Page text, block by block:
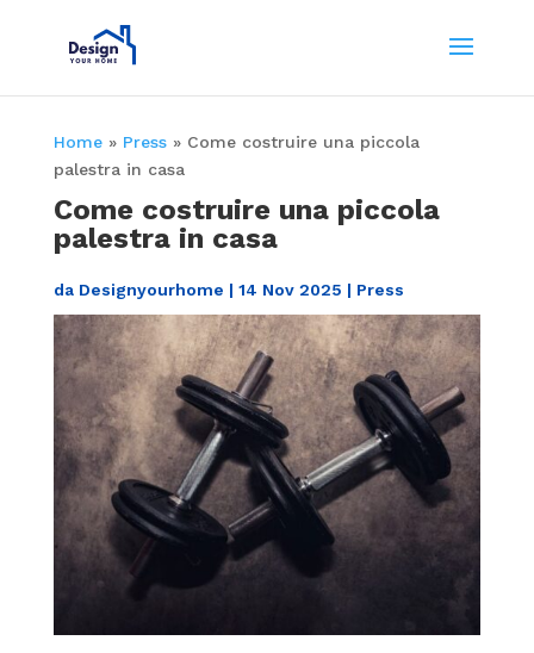
Home» Press» Come costruire una piccola
palestra in casa
Come costruire una piccola
palestra in casa
da Designyourhome | 14 Nov 2025 | Press